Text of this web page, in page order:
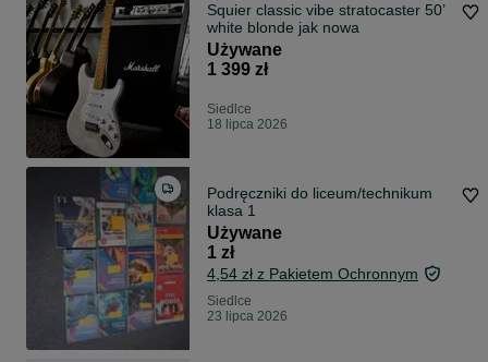
Squier classic vibe stratocaster 50’
white blonde jak nowa
Używane
1 399 zł
Siedlce
18 lipca 2026
Podręczniki do liceum/technikum
klasa 1
Używane
1 zł
4,54 zł z Pakietem Ochronnym
Siedlce
23 lipca 2026